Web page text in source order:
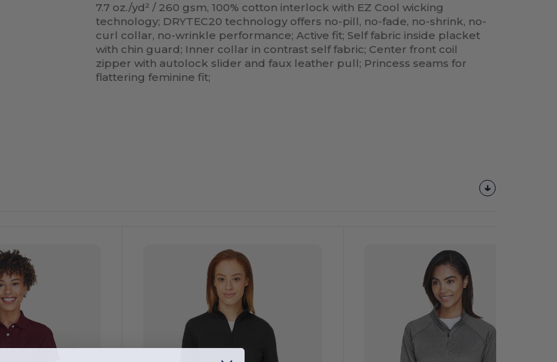
7.7 oz./yd² / 260 gsm, 100% cotton interlock with EZ Cool wicking
technology; DRYTEC20 technology offers no-pill, no-fade, no-shrink, no-
curl collar, no-wrinkle performance; Active fit; Self fabric inside placket
with chin guard; Inner collar in contrast self fabric; Center front coil
zipper with autolock slider and faux leather pull; Princess seams for
flattering feminine fit;